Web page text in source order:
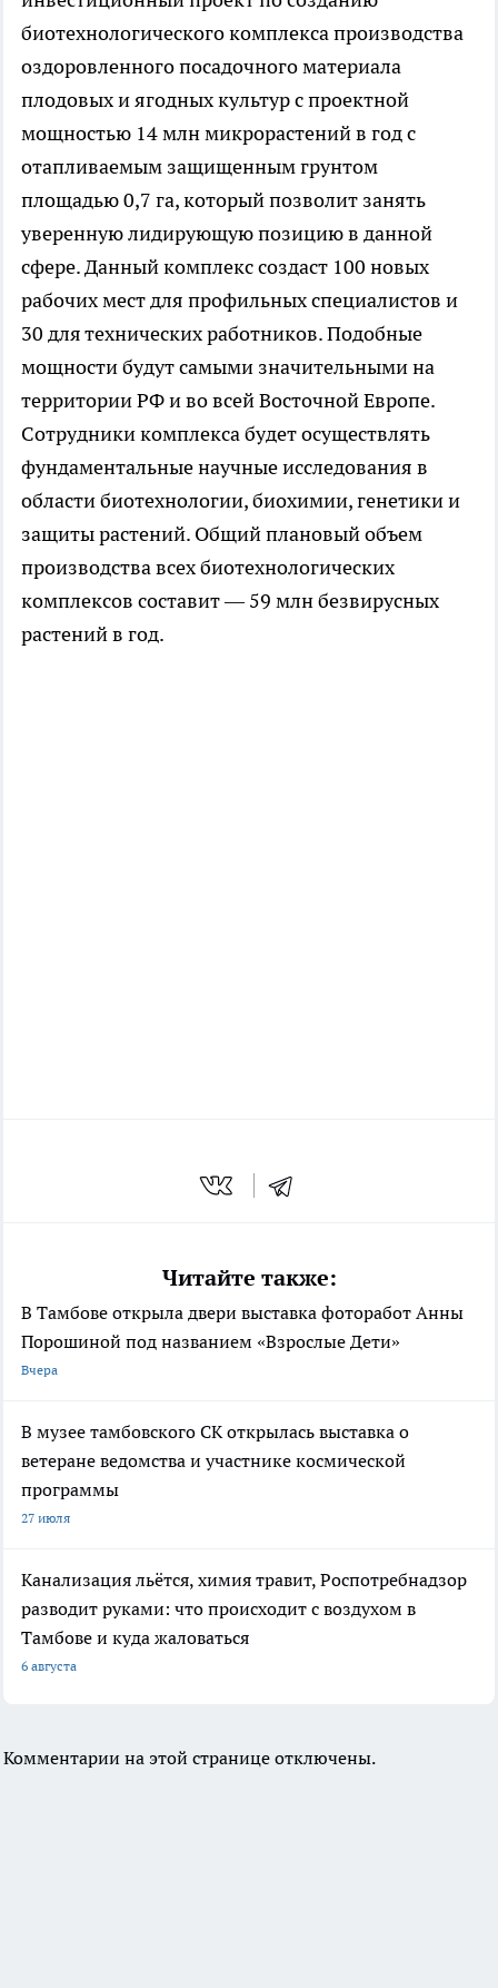
биотехнологического комплекса производства
оздоровленного посадочного материала
плодовых и ягодных культур с проектной
мощностью 14 млн микрорастений в год с
отапливаемым защищенным грунтом
площадью 0,7 га, который позволит занять
уверенную лидирующую позицию в данной
сфере. Данный комплекс создаст 100 новых
рабочих мест для профильных специалистов и
30 для технических работников. Подобные
мощности будут самыми значительными на
территории РФ и во всей Восточной Европе.
Сотрудники комплекса будет осуществлять
фундаментальные научные исследования в
области биотехнологии, биохимии, генетики и
защиты растений. Общий плановый объем
производства всех биотехнологических
комплексов составит — 59 млн безвирусных
растений в год.
Читайте также:
В Тамбове открыла двери выставка фоторабот Анны
Порошиной под названием «Взрослые Дети»
Вчера
В музее тамбовского СК открылась выставка о
ветеране ведомства и участнике космической
программы
27 июля
Канализация льётся, химия травит, Роспотребнадзор
разводит руками: что происходит с воздухом в
Тамбове и куда жаловаться
6 августа
Комментарии на этой странице отключены.